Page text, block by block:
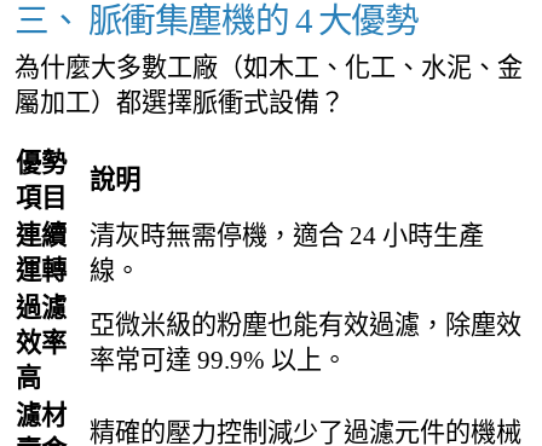
三、 脈衝集塵機的 4 大優勢
為什麼大多數工廠（如木工、化工、水泥、金
屬加工）都選擇脈衝式設備？
優勢
項目
說明
連續
運轉
清灰時無需停機，適合 24 小時生產
線。
過濾
效率
高
亞微米級的粉塵也能有效過濾，除塵效
率常可達 99.9% 以上。
濾材
精確的壓力控制減少了過濾元件的機械